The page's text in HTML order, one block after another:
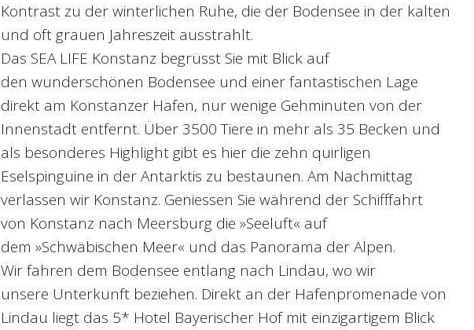
Kontrast zu der winterlichen Ruhe, die der Bodensee in der kalten
und oft grauen Jahreszeit ausstrahlt.
Das SEA LIFE Konstanz begrüsst Sie mit Blick auf
den wunderschönen Bodensee und einer fantastischen Lage
direkt am Konstanzer Hafen, nur wenige Gehminuten von der
Innenstadt entfernt. Über 3500 Tiere in mehr als 35 Becken und
als besonderes Highlight gibt es hier die zehn quirligen
Eselspinguine in der Antarktis zu bestaunen. Am Nachmittag
verlassen wir Konstanz. Geniessen Sie während der Schifffahrt
von Konstanz nach Meersburg die »Seeluft« auf
dem »Schwäbischen Meer« und das Panorama der Alpen.
Wir fahren dem Bodensee entlang nach Lindau, wo wir
unsere Unterkunft beziehen. Direkt an der Hafenpromenade von
Lindau liegt das 5* Hotel Bayerischer Hof mit einzigartigem Blick